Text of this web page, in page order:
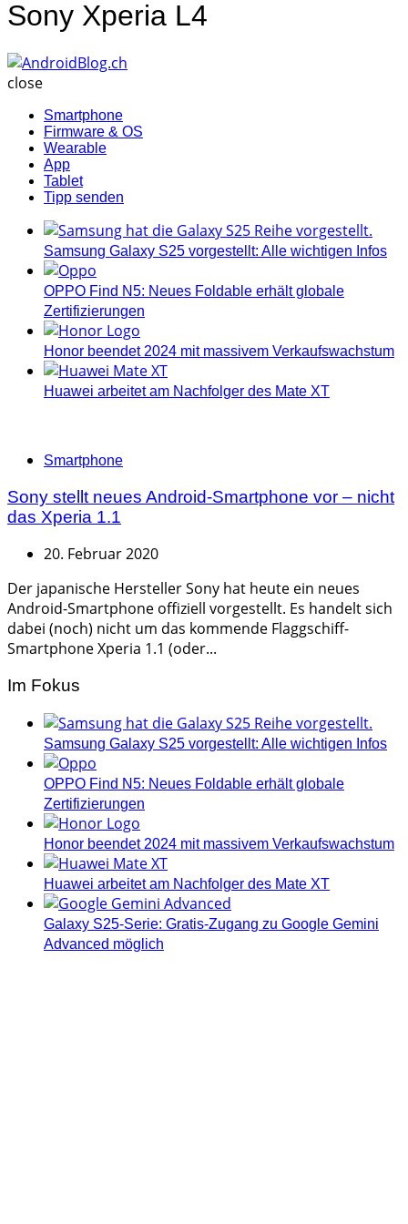
Sony Xperia L4
close
Smartphone
Firmware & OS
Wearable
App
Tablet
Tipp senden
Samsung Galaxy S25 vorgestellt: Alle wichtigen Infos
OPPO Find N5: Neues Foldable erhält globale
Zertifizierungen
Honor beendet 2024 mit massivem Verkaufswachstum
Huawei arbeitet am Nachfolger des Mate XT
Categories
Smartphone
Sony stellt neues Android-Smartphone vor – nicht
das Xperia 1.1
20. Februar 2020
Der japanische Hersteller Sony hat heute ein neues
Android-Smartphone offiziell vorgestellt. Es handelt sich
dabei (noch) nicht um das kommende Flaggschiff-
Smartphone Xperia 1.1 (oder...
Im Fokus
Samsung Galaxy S25 vorgestellt: Alle wichtigen Infos
OPPO Find N5: Neues Foldable erhält globale
Zertifizierungen
Honor beendet 2024 mit massivem Verkaufswachstum
Huawei arbeitet am Nachfolger des Mate XT
Galaxy S25-Serie: Gratis-Zugang zu Google Gemini
Advanced möglich